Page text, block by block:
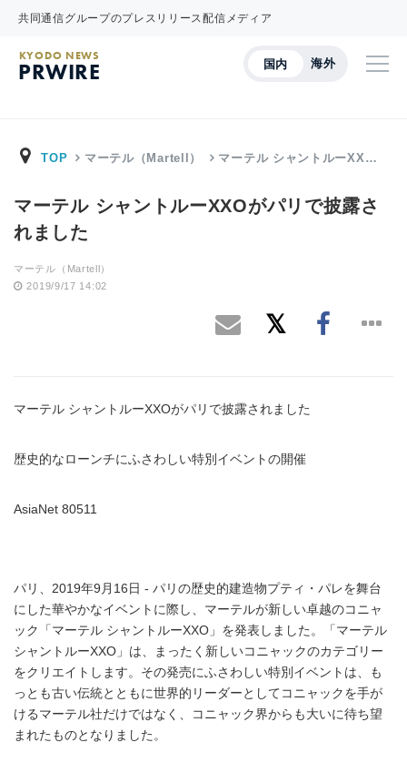
共同通信グループのプレスリリース配信メディア
国内 海外
KYODO NEWS
PRWIRE
TOP マーテル（Martell） マーテル シャントルーXX…
マーテル シャントルーXXOがパリで披露さ
れました
マーテル（Martell）
2019/9/17 14:02
マーテル シャントルーXXOがパリで披露されました
歴史的なローンチにふさわしい特別イベントの開催
AsiaNet 80511
パリ、2019年9月16日 - パリの歴史的建造物プティ・パレを舞台
にした華やかなイベントに際し、マーテルが新しい卓越のコニャ
ック「マーテル シャントルーXXO」を発表しました。「マーテル
シャントルーXXO」は、まったく新しいコニャックのカテゴリー
をクリエイトします。その発売にふさわしい特別イベントは、も
っとも古い伝統とともに世界的リーダーとしてコニャックを手が
けるマーテル社だけではなく、コニャック界からも大いに待ち望
まれたものとなりました。